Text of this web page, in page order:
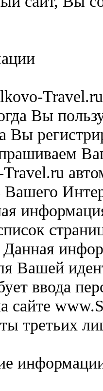
Вы
Вы
Вашей
ввода
cайте
третьих